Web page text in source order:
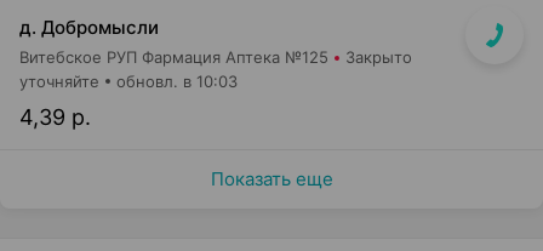
д. Добромысли
Витебское РУП Фармация Аптека №125 Закрыто
4,39 р.
уточняйте обновл. в 10:03
Показать еще